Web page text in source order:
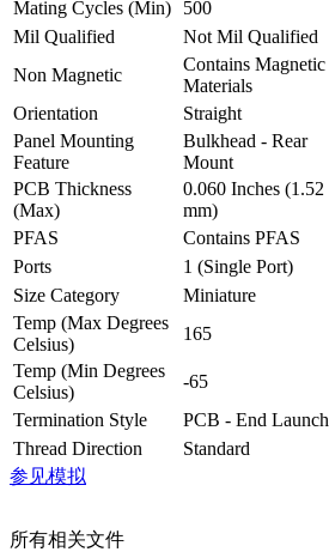
Mating Cycles (Min)
500
Mil Qualified
Not Mil Qualified
Non Magnetic
Contains Magnetic
Materials
Orientation
Straight
Panel Mounting
Feature
Bulkhead - Rear
Mount
PCB Thickness
(Max)
0.060 Inches (1.52
mm)
PFAS
Contains PFAS
Ports
1 (Single Port)
Size Category
Miniature
Temp (Max Degrees
Celsius)
165
Temp (Min Degrees
Celsius)
-65
Termination Style
PCB - End Launch
Thread Direction
Standard
参见模拟
所有相关文件